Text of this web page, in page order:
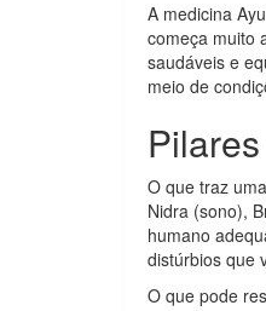
A medicina
começa muito
saudáveis ​​e
meio de
O que traz
Nidra (sono),
humano
distúrbios que
O que pode